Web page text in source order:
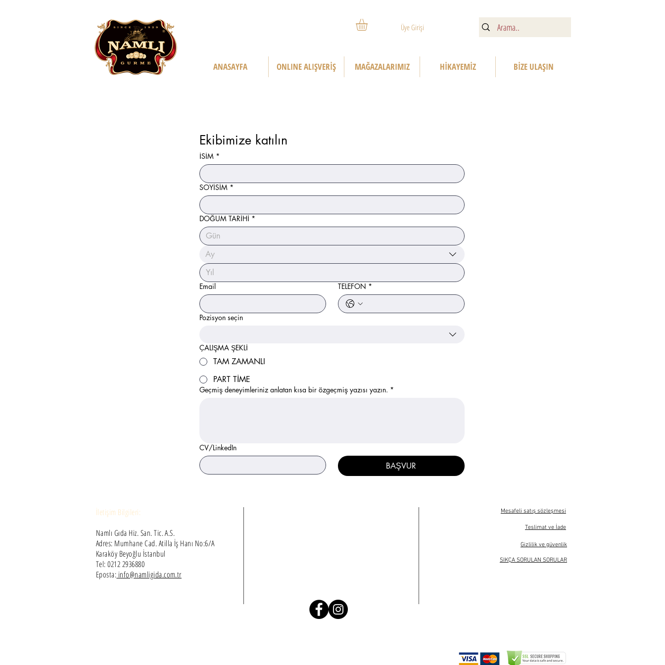
Üye Girişi
ANASAYFA ONLINE ALIŞVERİŞ MAĞAZALARIMIZ HİKAYEMİZ BİZE ULAŞIN
İSİM *
SOYİSİM *
DOĞUM TARİHİ *
Ay
Email TELEFON *
Pozisyon seçin
ÇALIŞMA ŞEKLİ
TAM ZAMANLI
PART TİME
Geçmiş deneyimleriniz anlatan kısa bir özgeçmiş yazısı yazın. *
CV/LinkedIn
BAŞVUR
İletişim Bilgileri:
Namlı Gıda Hiz. San. Tic. A.S.
Adres: Mumhane Cad. Atilla İş Hanı No:6/A
Karaköy Beyoğlu İstanbul
Tel: 0212 2936880
Eposta: info@namligida.com.tr
Mesafeli satış sözleşmesi
Teslimat ve İade
Gizlilik ve güvenlik
SIKÇA SORULAN SORULAR